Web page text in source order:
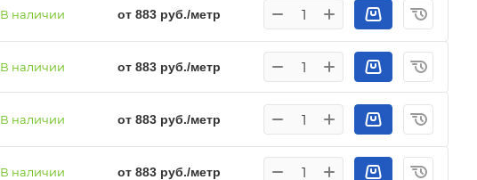
В наличии от 883 руб./метр
В наличии от 883 руб./метр
В наличии от 883 руб./метр
В наличии от 883 руб./метр